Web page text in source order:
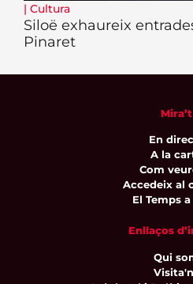
| Cultura
Siloë exhaureix
Pinaret
Mira’t
En
A la
Com
Accedeix al
El Temps
Enllaços
Qui